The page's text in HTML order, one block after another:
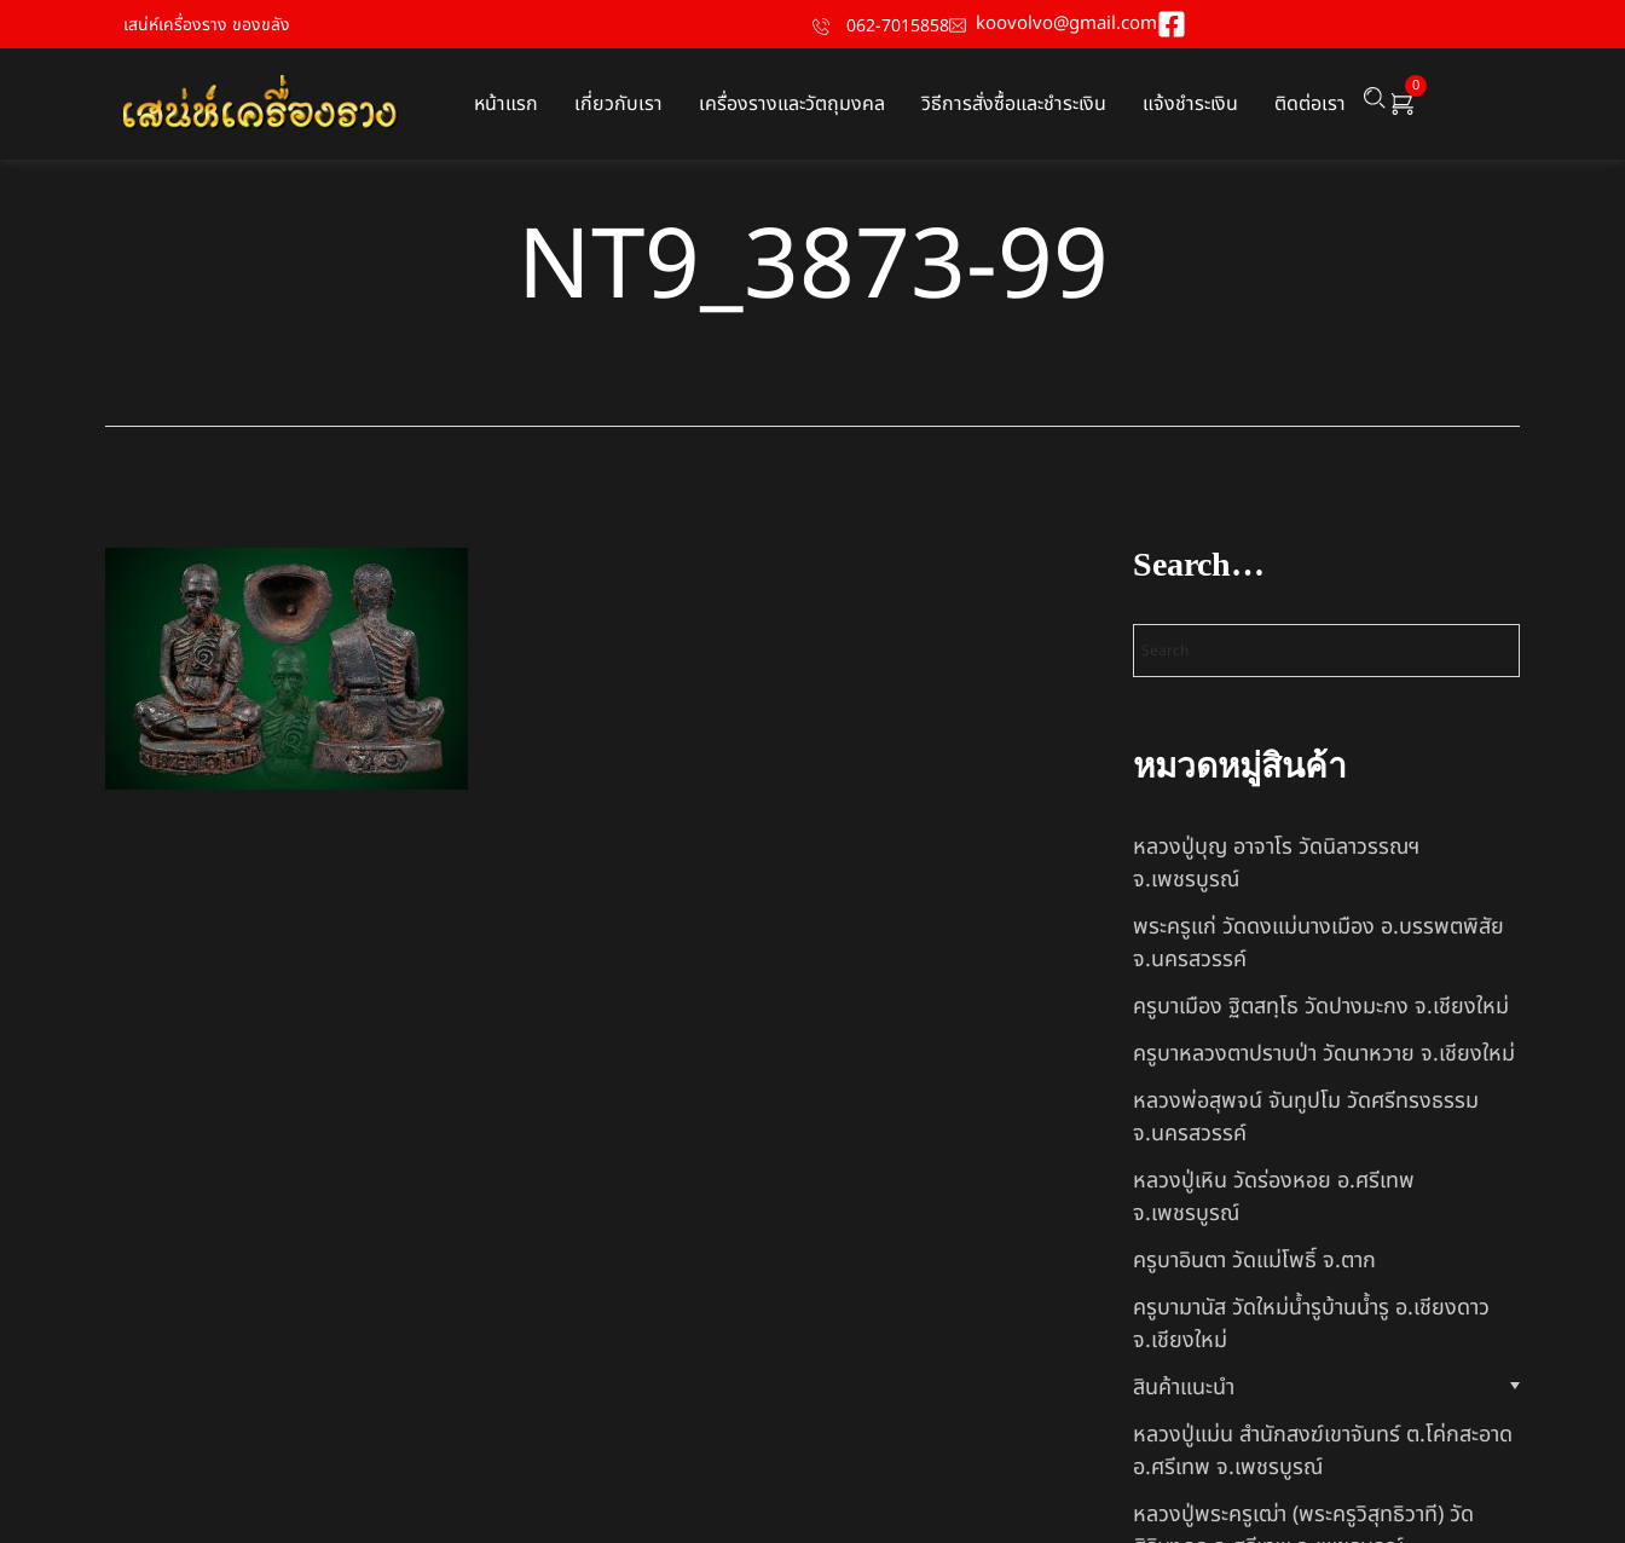
เสน่ห์เครื่องราง ของขลัง 062-7015858 koovolvo@gmail.com
หน้าแรก เกี่ยวกับเรา เครื่องรางและวัตถุมงคล วิธีการสั่งซื้อและชำระเงิน แจ้งชำระเงิน ติดต่อเรา
0
NT9_3873-99
Search…
หมวดหมู่สินค้า
หลวงปู่บุญ อาจาโร วัดนิลาวรรณฯ
จ.เพชรบูรณ์
พระครูแก่ วัดดงแม่นางเมือง อ.บรรพตพิสัย
จ.นครสวรรค์
ครูบาเมือง ฐิตสทฺโธ วัดปางมะกง จ.เชียงใหม่
ครูบาหลวงตาปราบป่า วัดนาหวาย จ.เชียงใหม่
หลวงพ่อสุพจน์ จันทูปโม วัดศรีทรงธรรม
จ.นครสวรรค์
หลวงปู่เหิน วัดร่องหอย อ.ศรีเทพ
จ.เพชรบูรณ์
ครูบาอินตา วัดแม่โพธิ์ จ.ตาก
ครูบามานัส วัดใหม่น้ำรูบ้านน้ำรู อ.เชียงดาว
จ.เชียงใหม่
สินค้าแนะนำ
หลวงปู่แม่น สำนักสงฆ์เขาจันทร์ ต.โค่กสะอาด
อ.ศรีเทพ จ.เพชรบูรณ์
หลวงปู่พระครูเฒ่า (พระครูวิสุทธิวาที) วัด